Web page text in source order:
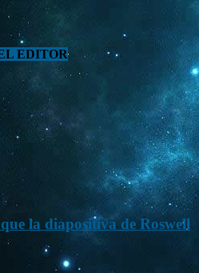
EDITOR
la diapositiva de Roswell